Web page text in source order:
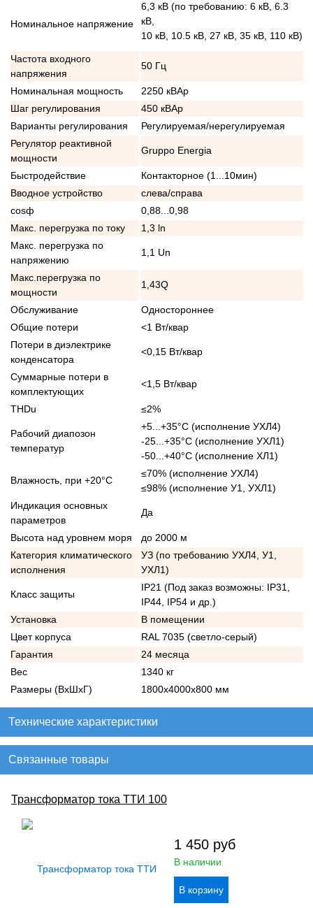
Номинальное напряжение
6,3 кВ (по требованию: 6 кВ, 6.3
кВ,
10 кВ, 10.5 кВ, 27 кВ, 35 кВ, 110 кВ)
Частота входного
напряжения
50 Гц
Номинальная мощность
2250 кВАр
Шаг регулирования
450 кВАр
Варианты регулирования
Регулируемая/нерегулируемая
Регулятор реактивной
мощности
Gruppo Energia
Быстродействие
Контакторное (1...10мин)
Вводное устройство
слева/справа
cosф
0,88...0,98
Макс. перегрузка по току
1,3 ln
Макс. перегрузка по
напряжению
1,1 Un
Макс.перегрузка по
мощности
1,43Q
Обслуживание
Одностороннее
Общие потери
<1 Вт/квар
Потери в диэлектрике
конденсатора
<0,15 Вт/квар
Суммарные потери в
комплектующих
<1,5 Вт/квар
THDu ≤2%
Рабочий диапозон
температур
+5...+35°С (исполнение УХЛ4)
-25...+35°С (исполнение УХЛ1)
-50...+40°С (исполнение ХЛ1)
Влажность, при +20°С
≤70% (исполнение УХЛ4)
≤98% (исполнение У1, УХЛ1)
Индикация основных
параметров
Да
Высота над уровнем моря
до 2000 м
Категория климатического
исполнения
УЗ (по требованию УХЛ4, У1,
УХЛ1)
Класс защиты
IP21 (Под заказ возможны: IP31,
IP44, IP54 и др.)
Установка
В помещении
Цвет корпуса
RAL 7035 (светло-серый)
Гарантия
24 месяца
Вес
1340 кг
Размеры (ВхШхГ)
1800х4000х800 мм
Технические характеристики
Связанные товары
Трансформатор тока ТТИ 100
1 450 руб
В наличии